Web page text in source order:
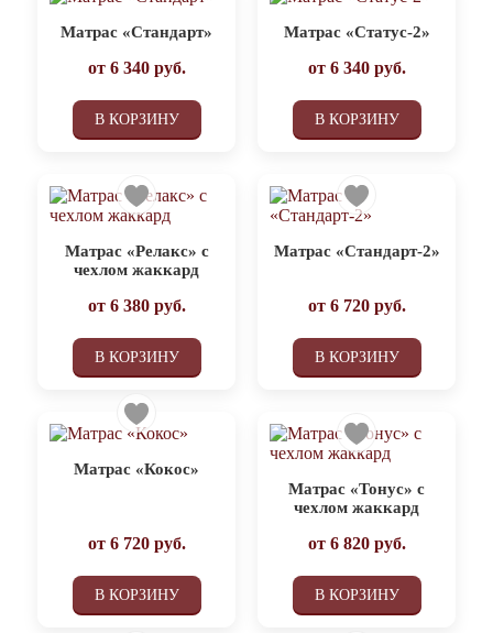
Матрас «Стандарт»
от 6 340руб.
В КОРЗИНУ
Матрас «Статус-2»
от 6 340руб.
В КОРЗИНУ
Матрас «Релакс» с
чехлом жаккард
от 6 380руб.
В КОРЗИНУ
Матрас «Стандарт-2»
от 6 720руб.
В КОРЗИНУ
Матрас «Кокос»
от 6 720руб.
В КОРЗИНУ
Матрас «Тонус» с
чехлом жаккард
от 6 820руб.
В КОРЗИНУ